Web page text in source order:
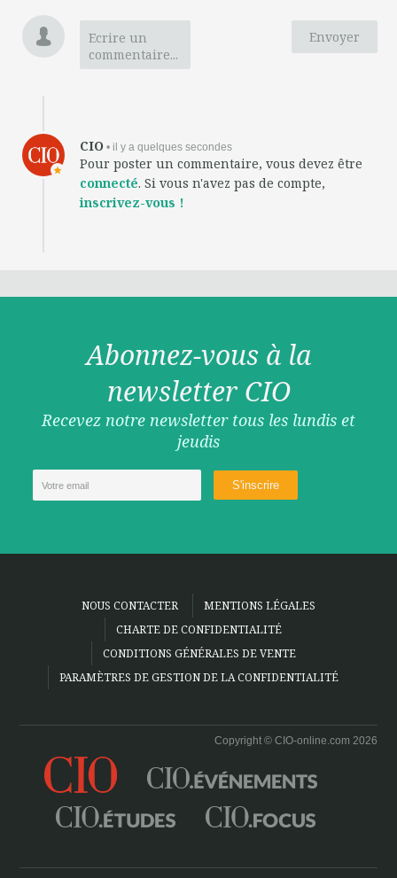
Envoyer
Ecrire un
commentaire...
CIO • il y a quelques secondes
Pour poster un commentaire, vous devez être
connecté. Si vous n'avez pas de compte,
inscrivez-vous !
Abonnez-vous à la
newsletter CIO
Recevez notre newsletter tous les lundis et
jeudis
NOUS CONTACTER
MENTIONS LÉGALES
CHARTE DE CONFIDENTIALITÉ
CONDITIONS GÉNÉRALES DE VENTE
PARAMÈTRES DE GESTION DE LA CONFIDENTIALITÉ
Copyright © CIO-online.com 2026